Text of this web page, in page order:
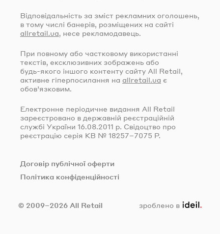
Відповідальність за зміст рекламних оголошень,
в тому числі банерів, розміщених на сайті
allretail.ua, несе рекламодавець.
При повному або частковому використанні
текстів, ексклюзивних зображень або
будь-якого іншого контенту сайту All Retail,
активне гіперпосилання на allretail.ua є
обов’язковим.
Електронне періодичне видання All Retail
зареєстровано в державній реєстраційній
службі України 16.08.2011 р. Свідоцтво про
реєстрацію серія КВ № 18257–7075 Р.
Договір публічної оферти
Політика конфіденційності
© 2009–2026 All Retail зроблено в ideil.